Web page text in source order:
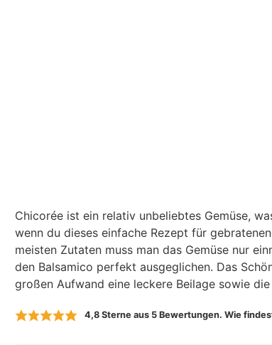
Chicorée ist ein relativ unbeliebtes Gemüse,
wenn du dieses einfache Rezept für
meisten Zutaten muss man das Gemüse nur
den Balsamico perfekt ausgeglichen. Das
großen Aufwand eine leckere Beilage sowie
4,8Sterne aus 5Bewertungen. Wie